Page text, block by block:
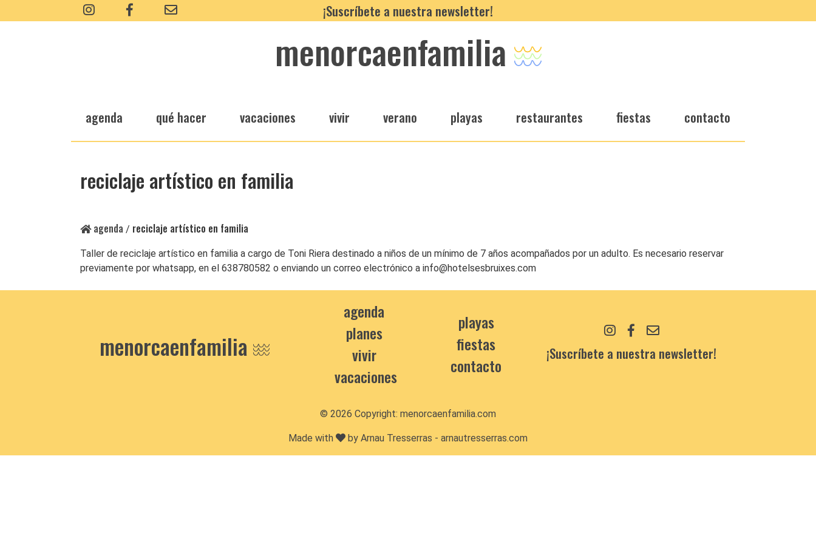
¡Suscríbete a nuestra newsletter!
menorcaenfamilia
agenda qué hacer vacaciones vivir verano playas restaurantes fiestas contacto
reciclaje artístico en familia
agenda / reciclaje artístico en familia
Taller de reciclaje artístico en familia a cargo de Toni Riera destinado a niños de un mínimo de 7 años acompañados por un adulto. Es necesario reservar
previamente por whatsapp, en el 638780582 o enviando un correo electrónico a info@hotelsesbruixes.com
menorcaenfamilia
agenda
planes
vivir
vacaciones
playas
fiestas
contacto
¡Suscríbete a nuestra newsletter!
© 2026 Copyright: menorcaenfamilia.com
Made with by Arnau Tresserras - arnautresserras.com